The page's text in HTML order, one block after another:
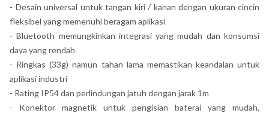
- Desain universal untuk tangan kiri / kanan dengan ukuran cincin
fleksibel yang memenuhi beragam aplikasi
- Bluetooth memungkinkan integrasi yang mudah dan konsumsi
daya yang rendah
- Ringkas (33g) namun tahan lama memastikan keandalan untuk
aplikasi industri
- Rating IP54 dan perlindungan jatuh dengan jarak 1m
- Konektor magnetik untuk pengisian baterai yang mudah,